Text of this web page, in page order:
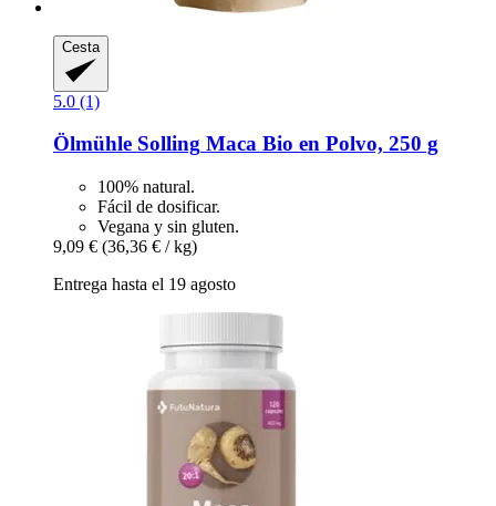
Cesta
5.0 (1)
Ölmühle Solling Maca Bio en Polvo, 250 g
100% natural.
Fácil de dosificar.
Vegana y sin gluten.
9,09 € (36,36 € / kg)
Entrega hasta el 19 agosto